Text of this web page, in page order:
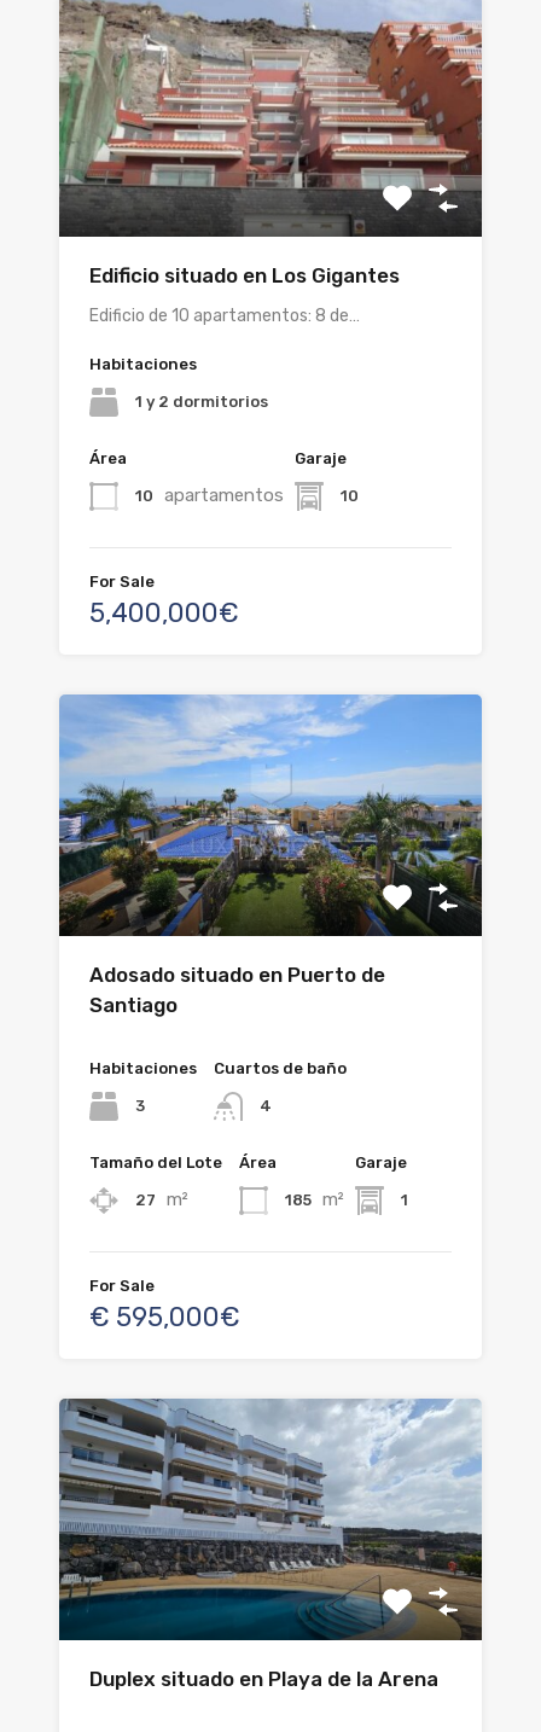
Edificio situado en Los Gigantes
Edificio de 10 apartamentos: 8 de…
Habitaciones
1 y 2 dormitorios
Área
10 apartamentos
Garaje
10
For Sale
5,400,000€
Adosado situado en Puerto de
Santiago
Habitaciones
3
Cuartos de baño
4
Tamaño del Lote
27 m²
Área
185 m²
Garaje
1
For Sale
€ 595,000€
Duplex situado en Playa de la Arena